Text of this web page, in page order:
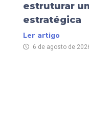
estruturar
estratégica
Ler artigo
6 de agosto de